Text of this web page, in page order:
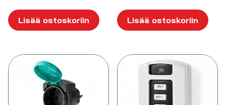
Lisää ostoskoriin Lisää ostoskoriin